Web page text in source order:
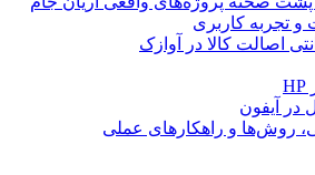
اصالت کالا در آوازک
روش‌ها و راهکارهای عملی